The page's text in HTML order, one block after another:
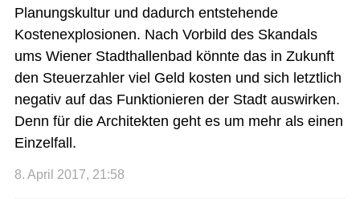
Planungskultur und dadurch entstehende
Kostenexplosionen. Nach Vorbild des Skandals
ums Wiener Stadthallenbad könnte das in Zukunft
den Steuerzahler viel Geld kosten und sich letztlich
negativ auf das Funktionieren der Stadt auswirken.
Denn für die Architekten geht es um mehr als einen
Einzelfall.
8. April 2017, 21:58